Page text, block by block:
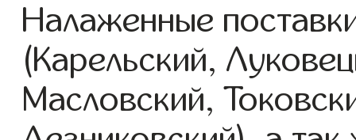
Налаженные
(Карельский,
Масловский,